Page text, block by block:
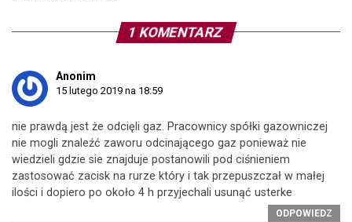
1 KOMENTARZ
Anonim
15 lutego 2019 na 18:59
nie prawdą jest że odcięli gaz. Pracownicy spółki gazowniczej
nie mogli znaleźć zaworu odcinającego gaz ponieważ nie
wiedzieli gdzie sie znajduje postanowili pod ciśnieniem
zastosować zacisk na rurze który i tak przepuszczał w małej
ilości i dopiero po około 4 h przyjechali usunąć usterke
ODPOWIEDZ